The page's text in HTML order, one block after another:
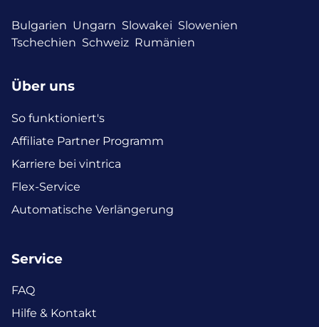
Bulgarien Ungarn Slowakei Slowenien
Tschechien Schweiz Rumänien
Über uns
So funktioniert's
Affiliate Partner Programm
Karriere bei vintrica
Flex-Service
Automatische Verlängerung
Service
FAQ
Hilfe & Kontakt